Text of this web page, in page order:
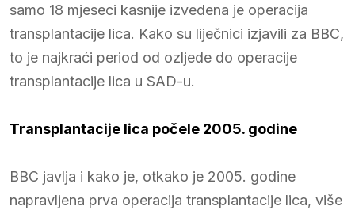
samo 18 mjeseci kasnije izvedena je operacija
transplantacije lica. Kako su liječnici izjavili za BBC,
to je najkraći period od ozljede do operacije
transplantacije lica u SAD-u.
Transplantacije lica počele 2005. godine
BBC javlja i kako je, otkako je 2005. godine
napravljena prva operacija transplantacije lica, više